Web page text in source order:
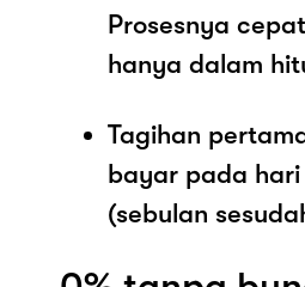
Prosesnya
hanya dalam
Tagihan
bayar pada hari
(sebulan